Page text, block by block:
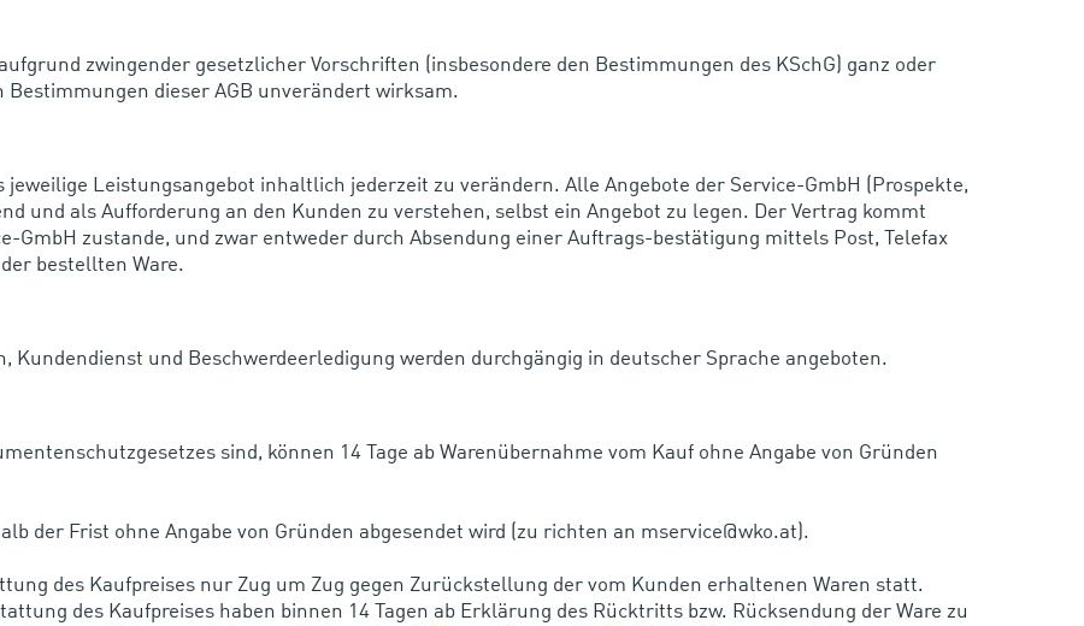
zwingender gesetzlicher Vorschriften (insbesondere den Bestimmungen des KSchG) ganz oder
dieser AGB unverändert wirksam.
jeweilige Leistungsangebot inhaltlich jederzeit zu verändern. Alle Angebote der Service-GmbH (Prospekte,
und als Aufforderung an den Kunden zu verstehen, selbst ein Angebot zu legen. Der Vertrag kommt
GmbH zustande, und zwar entweder durch Absendung einer Auftrags-bestätigung mittels Post, Telefax
bestellten Ware.
Kundendienst und Beschwerdeerledigung werden durchgängig in deutscher Sprache angeboten.
sind, können 14 Tage ab Warenübernahme vom Kauf ohne Angabe von Gründen
der Frist ohne Angabe von Gründen abgesendet wird (zu richten an mservice@wko.at).
des Kaufpreises nur Zug um Zug gegen Zurückstellung der vom Kunden erhaltenen Waren statt.
des Kaufpreises haben binnen 14 Tagen ab Erklärung des Rücktritts bzw. Rücksendung der Ware zu